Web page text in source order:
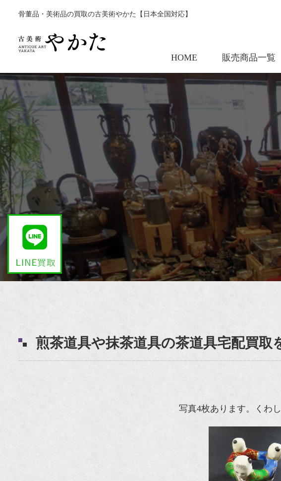
骨董品・美術品の買取の古美術やかた【日本全国対応】
HOME 販売商品一覧
煎茶道具や抹茶道具の茶道具宅配買取
写真4枚あります。くわ